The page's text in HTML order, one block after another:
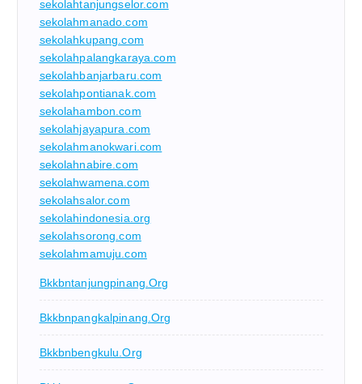
sekolahtanjungselor.com
sekolahmanado.com
sekolahkupang.com
sekolahpalangkaraya.com
sekolahbanjarbaru.com
sekolahpontianak.com
sekolahambon.com
sekolahjayapura.com
sekolahmanokwari.com
sekolahnabire.com
sekolahwamena.com
sekolahsalor.com
sekolahindonesia.org
sekolahsorong.com
sekolahmamuju.com
Bkkbntanjungpinang.org
Bkkbnpangkalpinang.org
Bkkbnbengkulu.org